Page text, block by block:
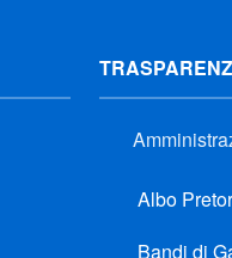
Albo
Bandi di